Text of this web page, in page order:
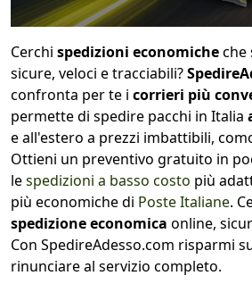
calcola
Cerchi spedizioni economicheche
sicure, veloci e tracciabili?
confronta per te i corrieri più
permette di spedire pacchi in Italia
e all'estero a prezzi imbattibili,
Ottieni un preventivo gratuito in
lespedizioni a basso costo più
più economiche di Poste Italiane.
spedizione economica online,
Con SpedireAdesso.com risparmi
rinunciare al servizio completo.